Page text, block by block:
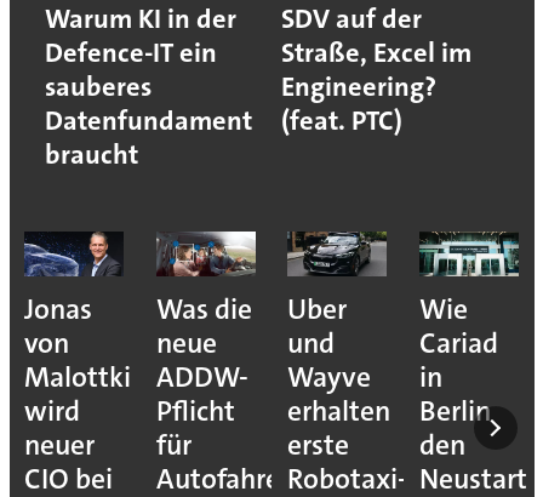
Warum KI in der
Defence-IT ein
sauberes
Datenfundament
braucht
SDV auf der
Straße, Excel im
Engineering?
(feat. PTC)
Jonas
von
Malottki
wird
neuer
CIO bei
Was die
neue
ADDW-
Pflicht
für
Autofahrer
Uber
und
Wayve
erhalten
erste
Robotaxi-
Wie
Cariad
in
Berlin
den
Neustart